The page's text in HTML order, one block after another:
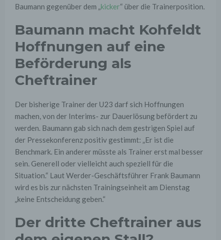
Baumann gegenüber dem „kicker“ über die Trainerposition.
Baumann macht Kohfeldt
Hoffnungen auf eine
Beförderung als
Cheftrainer
Der bisherige Trainer der U23 darf sich Hoffnungen
machen, von der Interims- zur Dauerlösung befördert zu
werden. Baumann gab sich nach dem gestrigen Spiel auf
der Pressekonferenz positiv gestimmt: „Er ist die
Benchmark. Ein anderer müsste als Trainer erst mal besser
sein. Generell oder vielleicht auch speziell für die
Situation.“ Laut Werder-Geschäftsführer Frank Baumann
wird es bis zur nächsten Trainingseinheit am Dienstag
„keine Entscheidung geben.“
Der dritte Cheftrainer aus